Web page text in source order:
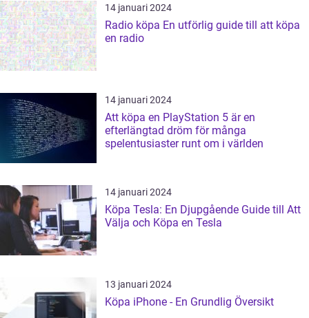
14 januari 2024
Radio köpa En utförlig guide till att köpa
en radio
14 januari 2024
Att köpa en PlayStation 5 är en
efterlängtad dröm för många
spelentusiaster runt om i världen
14 januari 2024
Köpa Tesla: En Djupgående Guide till Att
Välja och Köpa en Tesla
13 januari 2024
Köpa iPhone - En Grundlig Översikt